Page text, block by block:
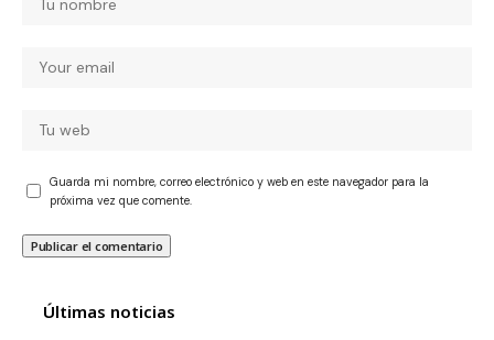
Guarda mi nombre, correo electrónico y web en este navegador para la
próxima vez que comente.
Últimas noticias